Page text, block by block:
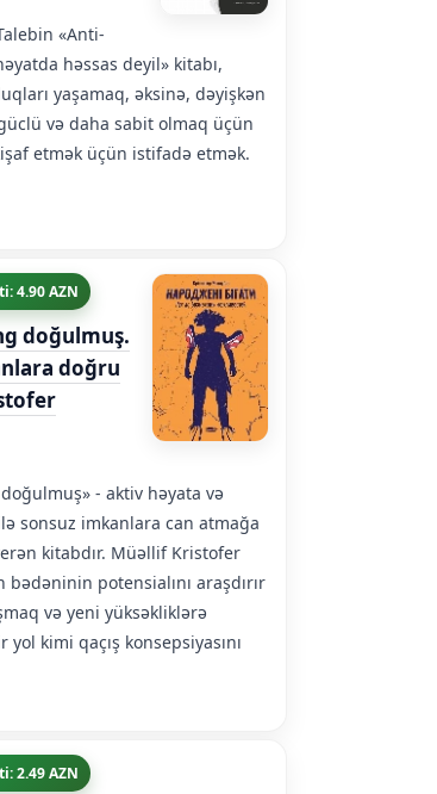
«Anti-
həssas deyil» kitabı,
yaşamaq, əksinə, dəyişkən
və daha sabit olmaq üçün
etmək üçün istifadə etmək.
4.90 AZN
doğulmuş.
doğru
- aktiv həyata və
sonsuz imkanlara can atmağa
kitabdır. Müəllif Kristofer
bədəninin potensialını araşdırır
və yeni yüksəkliklərə
kimi qaçış konsepsiyasını
2.49 AZN